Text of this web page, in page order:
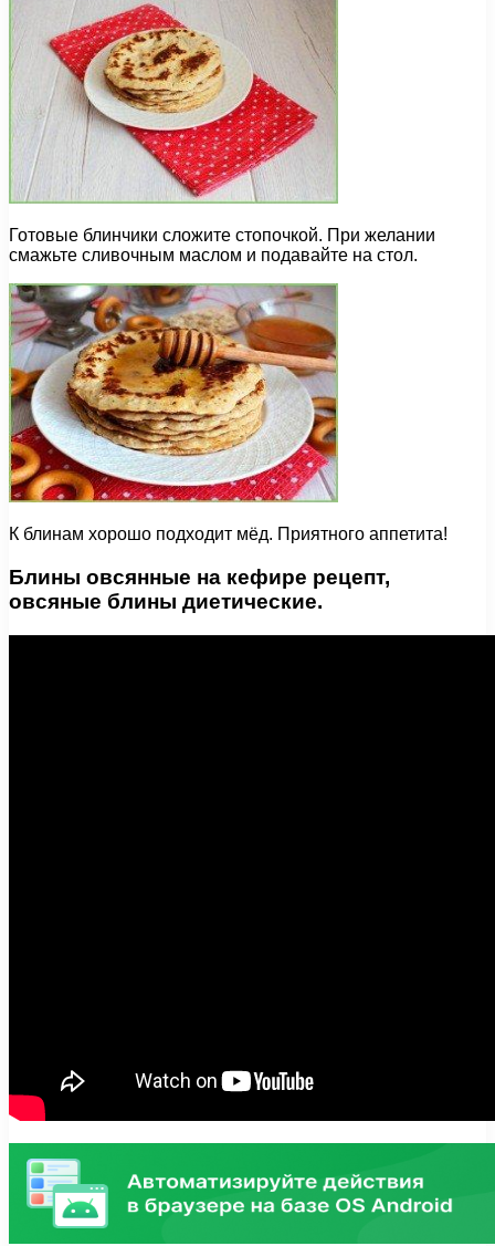
Готовые блинчики сложите стопочкой. При желании
смажьте сливочным маслом и подавайте на стол.
К блинам хорошо подходит мёд. Приятного аппетита!
Блины овсянные на кефире рецепт,
овсяные блины диетические.